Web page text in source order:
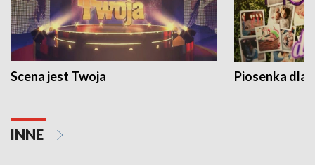
Scena jest Twoja Piosenka dla
INNE